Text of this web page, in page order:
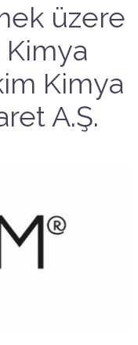
üzere
Kimya
A.Ş.